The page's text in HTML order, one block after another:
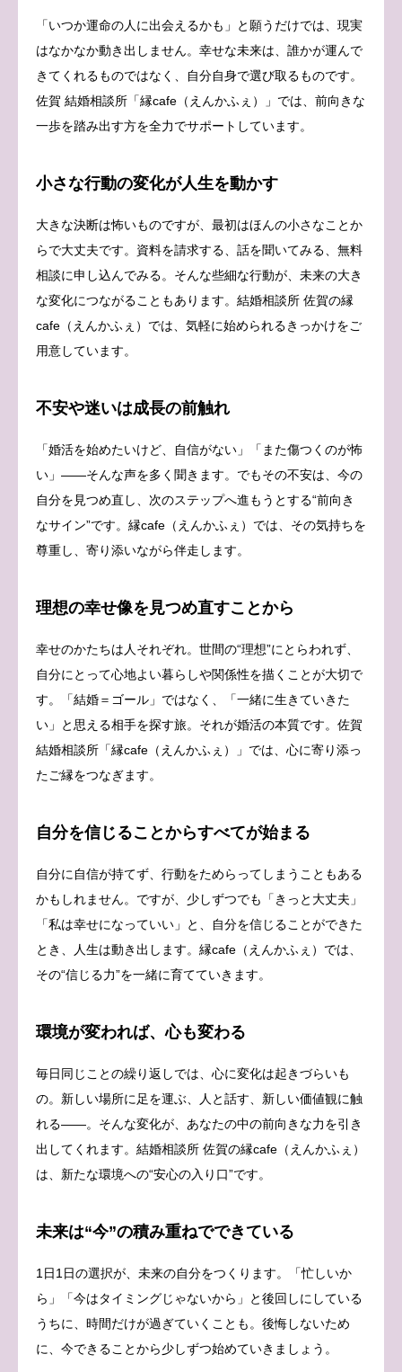
「いつか運命の人に出会えるかも」と願うだけでは、現実
はなかなか動き出しません。幸せな未来は、誰かが運んで
きてくれるものではなく、自分自身で選び取るものです。
佐賀 結婚相談所「縁cafe（えんかふぇ）」では、前向きな
一歩を踏み出す方を全力でサポートしています。
小さな行動の変化が人生を動かす
大きな決断は怖いものですが、最初はほんの小さなことか
らで大丈夫です。資料を請求する、話を聞いてみる、無料
相談に申し込んでみる。そんな些細な行動が、未来の大き
な変化につながることもあります。結婚相談所 佐賀の縁
cafe（えんかふぇ）では、気軽に始められるきっかけをご
用意しています。
不安や迷いは成長の前触れ
「婚活を始めたいけど、自信がない」「また傷つくのが怖
い」――そんな声を多く聞きます。でもその不安は、今の
自分を見つめ直し、次のステップへ進もうとする“前向き
なサイン”です。縁cafe（えんかふぇ）では、その気持ちを
尊重し、寄り添いながら伴走します。
理想の幸せ像を見つめ直すことから
幸せのかたちは人それぞれ。世間の“理想”にとらわれず、
自分にとって心地よい暮らしや関係性を描くことが大切で
す。「結婚＝ゴール」ではなく、「一緒に生きていきた
い」と思える相手を探す旅。それが婚活の本質です。佐賀
結婚相談所「縁cafe（えんかふぇ）」では、心に寄り添っ
たご縁をつなぎます。
自分を信じることからすべてが始まる
自分に自信が持てず、行動をためらってしまうこともある
かもしれません。ですが、少しずつでも「きっと大丈夫」
「私は幸せになっていい」と、自分を信じることができた
とき、人生は動き出します。縁cafe（えんかふぇ）では、
その“信じる力”を一緒に育てていきます。
環境が変われば、心も変わる
毎日同じことの繰り返しでは、心に変化は起きづらいも
の。新しい場所に足を運ぶ、人と話す、新しい価値観に触
れる——。そんな変化が、あなたの中の前向きな力を引き
出してくれます。結婚相談所 佐賀の縁cafe（えんかふぇ）
は、新たな環境への“安心の入り口”です。
未来は“今”の積み重ねでできている
1日1日の選択が、未来の自分をつくります。「忙しいか
ら」「今はタイミングじゃないから」と後回しにしている
うちに、時間だけが過ぎていくことも。後悔しないため
に、今できることから少しずつ始めていきましょう。